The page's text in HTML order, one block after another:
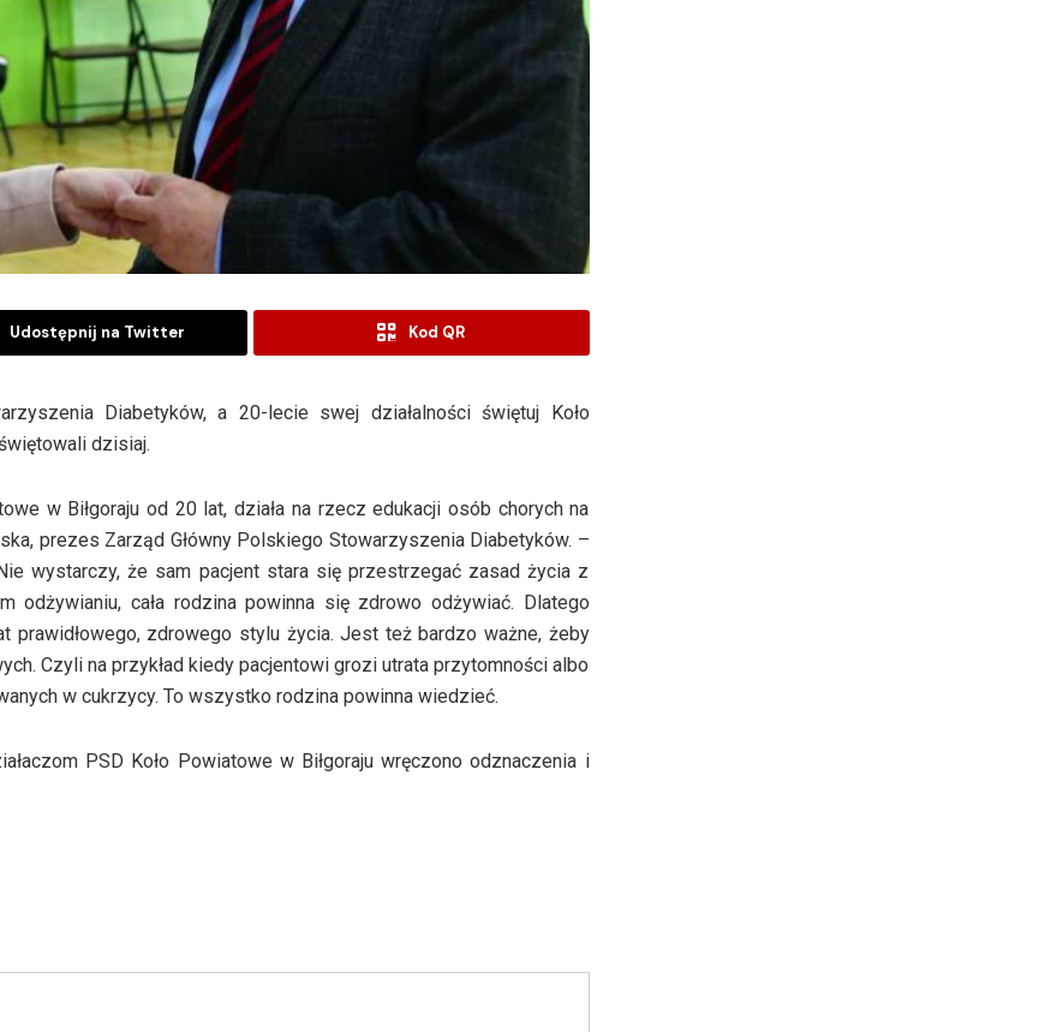
Udostępnij na Twitter Kod QR
Diabetyków, a 20-lecie swej działalności świętuj Koło
dzisiaj.
w Biłgoraju od 20 lat, działa na rzecz edukacji osób chorych na
prezes Zarząd Główny Polskiego Stowarzyszenia Diabetyków. –
wystarczy, że sam pacjent stara się przestrzegać zasad życia z
odżywianiu, cała rodzina powinna się zdrowo odżywiać. Dlatego
prawidłowego, zdrowego stylu życia. Jest też bardzo ważne, żeby
Czyli na przykład kiedy pacjentowi grozi utrata przytomności albo
w cukrzycy. To wszystko rodzina powinna wiedzieć.
PSD Koło Powiatowe w Biłgoraju wręczono odznaczenia i